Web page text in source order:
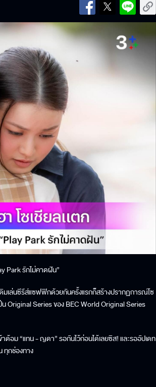
Park รักไม่คาดฝัน”
เล่นซีรีส์แซฟฟิกด้วยกันครั้งแรกก็สร้างปรากฏการณ์โซ
Original Series ของ BEC World Original Series
อม “แทน - ญดา” รอกันไว้ก่อนได้เลยซิส! และรออัปเดท
ทุกช่องทาง